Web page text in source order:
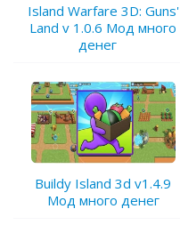
Island Warfare 3D: Guns'
Land v 1.0.6 Мод много
денег
Buildy Island 3d v1.4.9
Мод много денег